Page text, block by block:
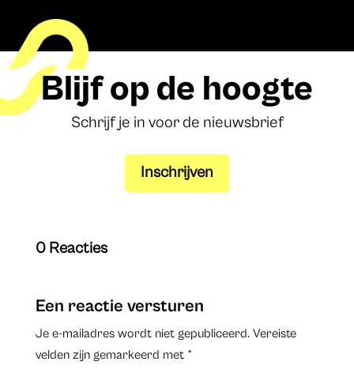
Blijf op de hoogte
Schrijf je in voor de nieuwsbrief
Inschrijven
0 Reacties
Een reactie versturen
Je e-mailadres wordt niet gepubliceerd. Vereiste
velden zijn gemarkeerd met *